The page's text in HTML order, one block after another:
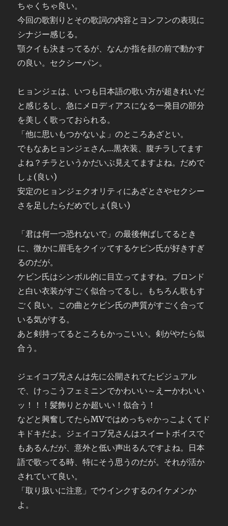
ちゃくちゃ良い。
今回の歌割りとその歌詞の内容とヨンフンの表現に
シナジー感じる。
顎クイも決まってるが、なんか指を顔の前で動かす
の良い。セクシーパン。
ヒョンジェは、いつも日本語の歌い方が超きれいだ
と感じるし、急にメロディアスになる一発目の部分
を美しく歌っておられる。
「他に思いもつかないよ」のところあざとい。
でもなあヒョンジェさん…黒衣装、腹チラしてます
よね？チラというかだいぶ見えてますよね。だめで
しょ(良い)
安定のヒョンジェクオリティにあざとさやセクシー
さを足したらだめでしょ(良い)
「君は何一つ恐れないで」の最後伸ばしてるとき
に、微かに眉毛をクイッてするケビン氏が好きすぎ
るのだが。
ケビン氏はシンボル的に目立ってますね。ブロンド
と白い衣装がすごく似合ってるし。もちろん歌もす
ごく良い。この曲とケビン氏の声質がすごく合って
いる気がする。
あと剣持ってるところもかっこいい。剣がやたら似
合う。
ジェイコブ兄さんは先に公開されてたビジュアル
で、けっこうフェミニンでかわいい～えーかわいい
ッ！！！髪飾りとか超いい！似合う！
などと興奮してたらMVではめっちゃかっこよくてド
キドキだよ。ジェイコブ兄さんはスイートボイスで
もあるんだが、意外と低い声出るんですよね。日本
語で歌ってる時、特にそう思うのだが。それが活か
されていて良い。
「取り扱いに注意」でウインクするのイケメンか
よ。